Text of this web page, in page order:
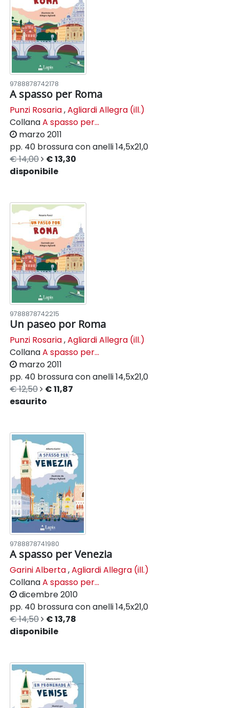
9788878742178
A spasso per Roma
Punzi Rosaria,Agliardi Allegra (ill.)
CollanaA spasso per...
marzo 2011
pp. 40 brossura con anelli14,5x21,0
€ 14,00
€ 13,30
disponibile
9788878742215
Un paseo por Roma
Punzi Rosaria,Agliardi Allegra (ill.)
CollanaA spasso per...
marzo 2011
pp. 40 brossura con anelli14,5x21,0
€ 12,50
€ 11,87
esaurito
9788878741980
A spasso per Venezia
Garini Alberta,Agliardi Allegra (ill.)
CollanaA spasso per...
dicembre 2010
pp. 40 brossura con anelli14,5x21,0
€ 14,50
€ 13,78
disponibile